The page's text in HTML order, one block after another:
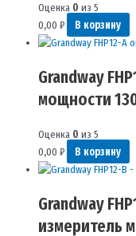
Оценка 0 из 5
0,00 ₽ В корзину
Grandway
мощности
Оценка 0 из 5
0,00 ₽ В корзину
Grandway
измеритель